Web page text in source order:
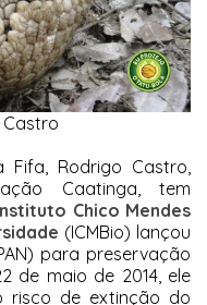
Rodrigo Castro,
Caatinga, tem
Chico Mendes
(ICMBio) lançou
para preservação
de maio de 2014, ele
risco de extinção do